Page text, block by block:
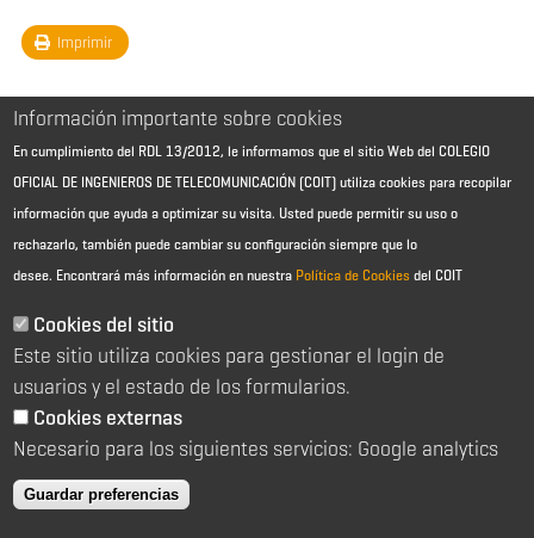
Imprimir
Aviso Legal - Información general
Política de cookies
Política de reembolso
Sitemap
C/ Almagro 2 1º Izqda 28010 Madrid
91 391 10 66
coit@coit.es
Información importante sobre cookies
En cumplimiento del RDL 13/2012, le informamos que el sitio Web del COLEGIO
OFICIAL DE INGENIEROS DE TELECOMUNICACIÓN (COIT) utiliza cookies para recopilar
información que ayuda a optimizar su visita. Usted puede permitir su uso o
rechazarlo, también puede cambiar su configuración siempre que lo
desee. Encontrará más información en nuestra Política de Cookies del COIT
Cookies del sitio
Este sitio utiliza cookies para gestionar el login de
usuarios y el estado de los formularios.
Cookies externas
Necesario para los siguientes servicios: Google analytics
Guardar preferencias